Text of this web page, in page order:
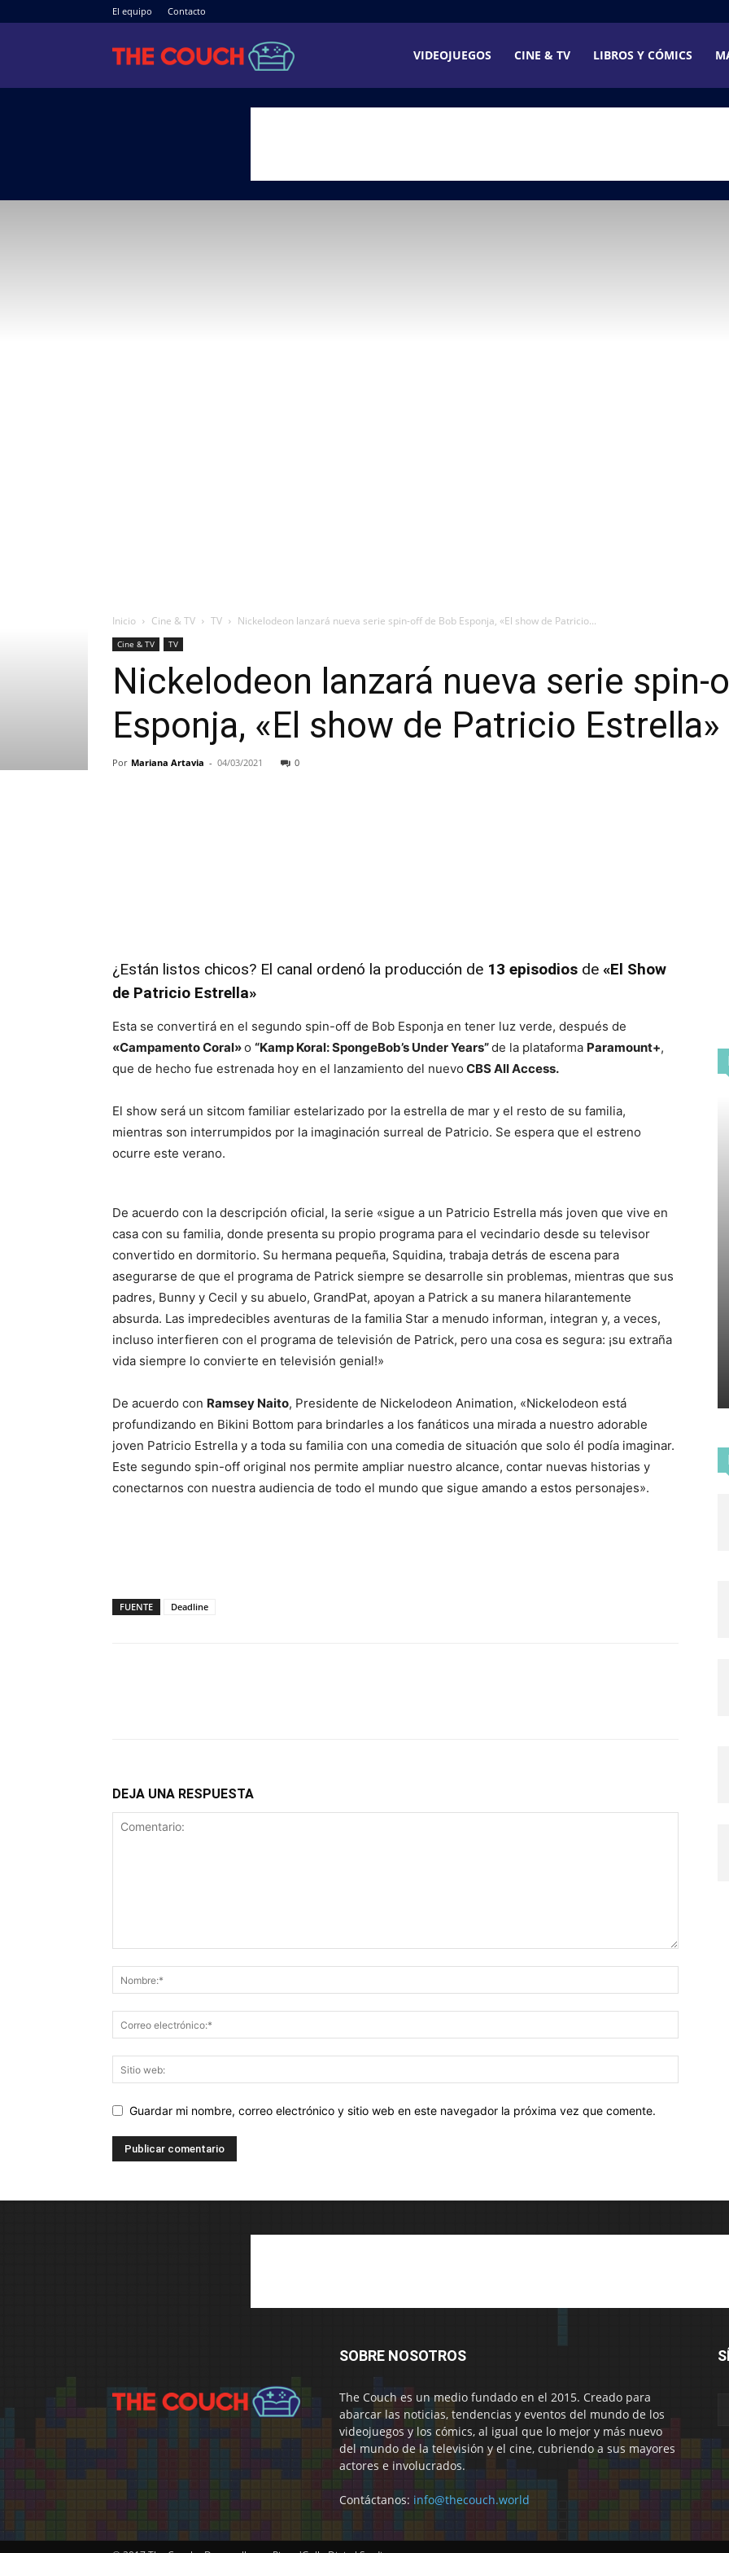
El equipo Contacto
The VIDEOJUEGOS CINE & TV LIBROS Y CÓMICS
Inicio Cine & TV TV Nickelodeon lanzará nueva serie spin-off de Bob Esponja, «El show de Patricio...
Cine & TV TV
Nickelodeon lanzará nueva serie spin-
Esponja, «El show de Patricio Estrella»
Por Mariana Artavia - 04/03/2021 0
¿Están listos chicos? El canal ordenó la producción de 13 episodios de «El Show
de Patricio Estrella»
Esta se convertirá en el segundo spin-off de Bob Esponja en tener luz verde, después de
«Campamento Coral»o “Kamp Koral: SpongeBob’s Under Years”de la plataforma Paramount+,
que de hecho fue estrenada hoy en el lanzamiento del nuevo CBS All Access.
El show será un sitcom familiar estelarizado por la estrella de mar y el resto de su familia,
mientras son interrumpidos por la imaginación surreal de Patricio. Se espera que el estreno
ocurre este verano.
De acuerdo con la descripción oficial, la serie «sigue a un Patricio Estrella más joven que vive en
casa con su familia, donde presenta su propio programa para el vecindario desde su televisor
convertido en dormitorio. Su hermana pequeña, Squidina, trabaja detrás de escena para
asegurarse de que el programa de Patrick siempre se desarrolle sin problemas, mientras que sus
padres, Bunny y Cecil y su abuelo, GrandPat, apoyan a Patrick a su manera hilarantemente
absurda. Las impredecibles aventuras de la familia Star a menudo informan, integran y, a veces,
incluso interfieren con el programa de televisión de Patrick, pero una cosa es segura: ¡su extraña
vida siempre lo convierte en televisión genial!»
De acuerdo con Ramsey Naito, Presidente de Nickelodeon Animation, «Nickelodeon está
profundizando en Bikini Bottom para brindarles a los fanáticos una mirada a nuestro adorable
joven Patricio Estrella y a toda su familia con una comedia de situación que solo él podía imaginar.
Este segundo spin-off original nos permite ampliar nuestro alcance, contar nuevas historias y
conectarnos con nuestra audiencia de todo el mundo que sigue amando a estos personajes».
FUENTE Deadline
DEJA UNA RESPUESTA
Guardar mi nombre, correo electrónico y sitio web en este navegador la próxima vez que comente.
SOBRE NOSOTROS
The Couch es un medio fundado en el 2015. Creado para
abarcar las noticias, tendencias y eventos del mundo de los
videojuegos y los cómics, al igual que lo mejor y más nuevo
del mundo de la televisión y el cine, cubriendo a sus mayores
actores e involucrados.
Contáctanos: info@thecouch.world